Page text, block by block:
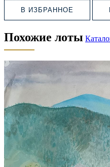
В ИЗБРАННОЕ
Похожие лоты